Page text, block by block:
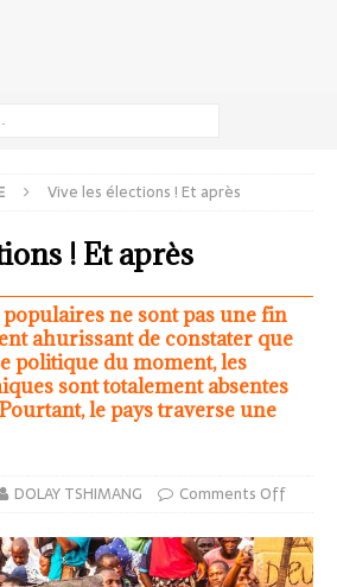
Vive les élections ! Et après
! Et après
ne sont pas une fin
ahurissant de constater que
politique du moment, les
sont totalement absentes
le pays traverse une
DOLAY TSHIMANG Comments Off